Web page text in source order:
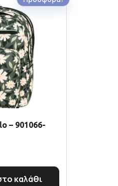
– 901066-
καλάθι